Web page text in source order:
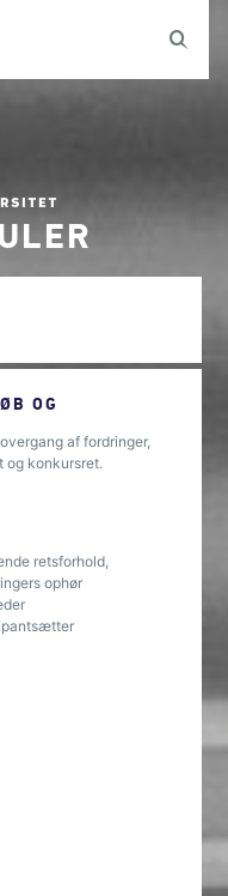
OG
af fordringer,
og konkursret.
retsforhold,
ophør
pantsætter